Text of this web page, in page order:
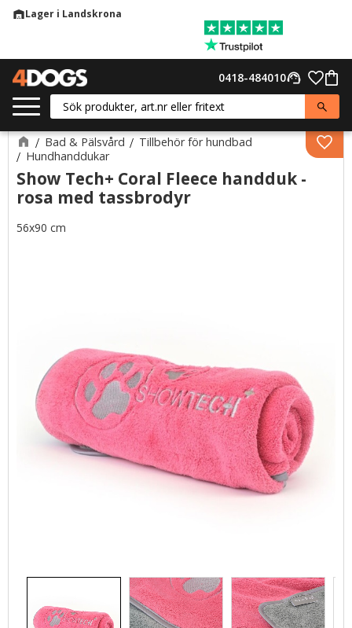
warehouseLager i Landskrona
support_agent
0418-484010
Bad & Pälsvård
Tillbehör för hundbad
Hundhanddukar
Show Tech+ Coral Fleece handduk -
rosa med tassbrodyr
56x90 cm